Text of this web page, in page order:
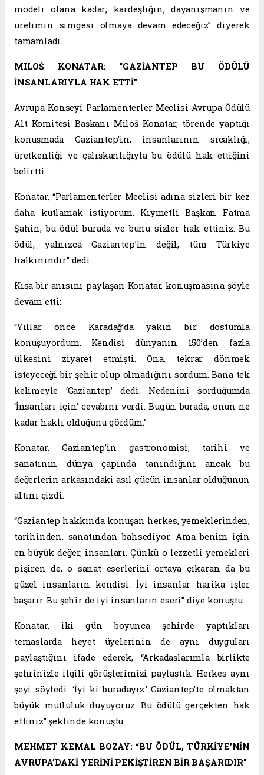
modeli olana kadar; kardeşliğin, dayanışmanın ve
üretimin simgesi olmaya devam edeceğiz” diyerek
tamamladı.
MILOŠ KONATAR: “GAZİANTEP BU ÖDÜLÜ
İNSANLARIYLA HAK ETTİ”
Avrupa Konseyi Parlamenterler Meclisi Avrupa Ödülü
Alt Komitesi Başkanı Miloš Konatar, törende yaptığı
konuşmada Gaziantep’in, insanlarının sıcaklığı,
üretkenliği ve çalışkanlığıyla bu ödülü hak ettiğini
belirtti.
Konatar, “Parlamenterler Meclisi adına sizleri bir kez
daha kutlamak istiyorum. Kıymetli Başkan Fatma
Şahin, bu ödül burada ve bunu sizler hak ettiniz. Bu
ödül, yalnızca Gaziantep’in değil, tüm Türkiye
halkınındır” dedi.
Kısa bir anısını paylaşan Konatar, konuşmasına şöyle
devam etti:
“Yıllar önce Karadağ’da yakın bir dostumla
konuşuyordum. Kendisi dünyanın 150’den fazla
ülkesini ziyaret etmişti. Ona, tekrar dönmek
isteyeceği bir şehir olup olmadığını sordum. Bana tek
kelimeyle ‘Gaziantep’ dedi. Nedenini sorduğumda
‘İnsanları için’ cevabını verdi. Bugün burada, onun ne
kadar haklı olduğunu gördüm.”
Konatar, Gaziantep’in gastronomisi, tarihi ve
sanatının dünya çapında tanındığını ancak bu
değerlerin arkasındaki asıl gücün insanlar olduğunun
altını çizdi.
“Gaziantep hakkında konuşan herkes, yemeklerinden,
tarihinden, sanatından bahsediyor. Ama benim için
en büyük değer, insanları. Çünkü o lezzetli yemekleri
pişiren de, o sanat eserlerini ortaya çıkaran da bu
güzel insanların kendisi. İyi insanlar harika işler
başarır. Bu şehir de iyi insanların eseri” diye konuştu.
Konatar, iki gün boyunca şehirde yaptıkları
temaslarda heyet üyelerinin de aynı duyguları
paylaştığını ifade ederek, “Arkadaşlarımla birlikte
şehrinizle ilgili görüşlerimizi paylaştık. Herkes aynı
şeyi söyledi: ‘İyi ki buradayız.’ Gaziantep’te olmaktan
büyük mutluluk duyuyoruz. Bu ödülü gerçekten hak
ettiniz” şeklinde konuştu.
MEHMET KEMAL BOZAY: “BU ÖDÜL, TÜRKİYE’NİN
AVRUPA’DAKİ YERİNİ PEKİŞTİREN BİR BAŞARIDIR”